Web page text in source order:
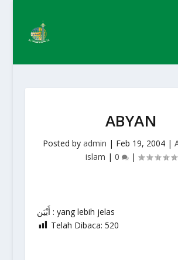
ABYAN
Posted byadmin | Feb 19, 2004 |
islam | 0 |
أَبْيَن : yang lebih jelas
Telah Dibaca: 520